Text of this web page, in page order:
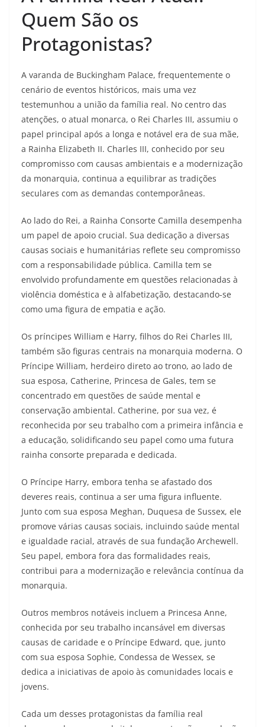
Quem São os
Protagonistas?
A varanda de Buckingham Palace, frequentemente o
cenário de eventos históricos, mais uma vez
testemunhou a união da família real. No centro das
atenções, o atual monarca, o Rei Charles III, assumiu o
papel principal após a longa e notável era de sua mãe,
a Rainha Elizabeth II. Charles III, conhecido por seu
compromisso com causas ambientais e a modernização
da monarquia, continua a equilibrar as tradições
seculares com as demandas contemporâneas.
Ao lado do Rei, a Rainha Consorte Camilla desempenha
um papel de apoio crucial. Sua dedicação a diversas
causas sociais e humanitárias reflete seu compromisso
com a responsabilidade pública. Camilla tem se
envolvido profundamente em questões relacionadas à
violência doméstica e à alfabetização, destacando-se
como uma figura de empatia e ação.
Os príncipes William e Harry, filhos do Rei Charles III,
também são figuras centrais na monarquia moderna. O
Príncipe William, herdeiro direto ao trono, ao lado de
sua esposa, Catherine, Princesa de Gales, tem se
concentrado em questões de saúde mental e
conservação ambiental. Catherine, por sua vez, é
reconhecida por seu trabalho com a primeira infância e
a educação, solidificando seu papel como uma futura
rainha consorte preparada e dedicada.
O Príncipe Harry, embora tenha se afastado dos
deveres reais, continua a ser uma figura influente.
Junto com sua esposa Meghan, Duquesa de Sussex, ele
promove várias causas sociais, incluindo saúde mental
e igualdade racial, através de sua fundação Archewell.
Seu papel, embora fora das formalidades reais,
contribui para a modernização e relevância contínua da
monarquia.
Outros membros notáveis incluem a Princesa Anne,
conhecida por seu trabalho incansável em diversas
causas de caridade e o Príncipe Edward, que, junto
com sua esposa Sophie, Condessa de Wessex, se
dedica a iniciativas de apoio às comunidades locais e
jovens.
Cada um desses protagonistas da família real